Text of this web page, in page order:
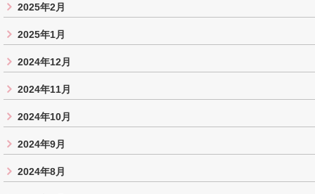
2025年2月
2025年1月
2024年12月
2024年11月
2024年10月
2024年9月
2024年8月